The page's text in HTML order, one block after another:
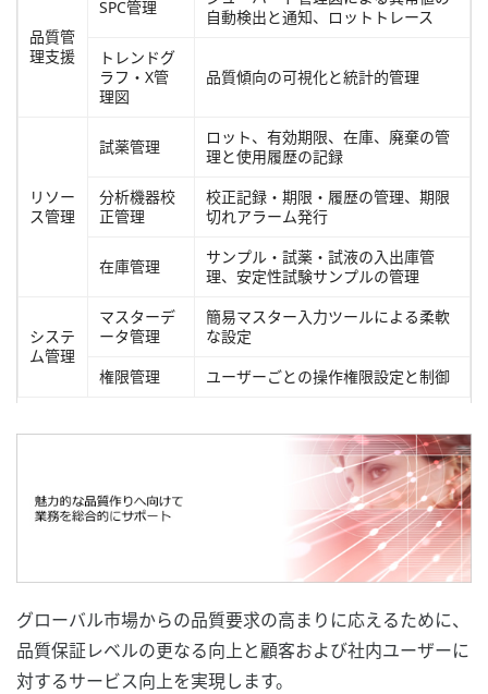
品質管
理支援
SPC管理
自動検出と通知、ロットトレース
トレンドグ
ラフ・X管
理図
品質傾向の可視化と統計的管理
リソー
ス管理
試薬管理
ロット、有効期限、在庫、廃棄の管
理と使用履歴の記録
分析機器校
正管理
校正記録・期限・履歴の管理、期限
切れアラーム発行
在庫管理
サンプル・試薬・試液の入出庫管
理、安定性試験サンプルの管理
システ
ム管理
マスターデ
ータ管理
簡易マスター入力ツールによる柔軟
な設定
権限管理
ユーザーごとの操作権限設定と制御
グローバル市場からの品質要求の高まりに応えるために、
品質保証レベルの更なる向上と顧客および社内ユーザーに
対するサービス向上を実現します。